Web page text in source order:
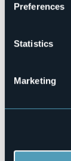
Preferences
Statistics
Marketing
A
centro
dalle